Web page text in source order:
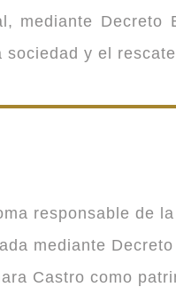
mediante
y el
responsable de
mediante
Castro como